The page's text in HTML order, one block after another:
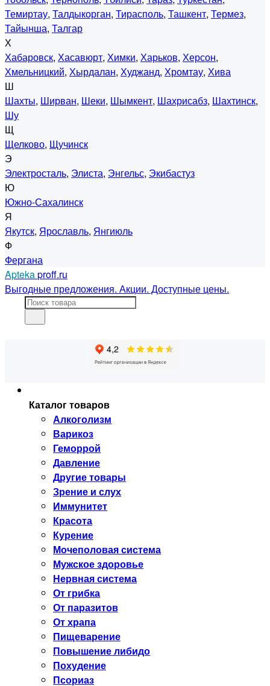
Темиртау, Талдыкорган, Тирасполь, Ташкент, Термез,
Тайынша, Талгар
Х
Хабаровск, Хасавюрт, Химки, Харьков, Херсон,
Хмельницкий, Хырдалан, Худжанд, Хромтау, Хива
Ш
Шахты, Ширван, Шеки, Шымкент, Шахрисабз, Шахтинск,
Шу
Щ
Щелково, Щучинск
Э
Электросталь, Элиста, Энгельс, Экибастуз
Ю
Южно-Сахалинск
Я
Якутск, Ярославль, Янгиюль
Ф
Фергана
Aptekaproff.ru
Выгодные предложения. Акции. Доступные цены.
Каталог товаров
Алкоголизм
Варикоз
Геморрой
Давление
Другие товары
Зрение и слух
Иммунитет
Красота
Курение
Мочеполовая система
Мужское здоровье
Нервная система
От грибка
От паразитов
От храпа
Пищеварение
Повышение либидо
Похудение
Псориаз